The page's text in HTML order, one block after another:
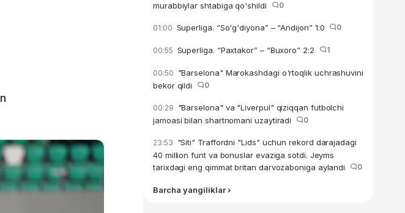
murabbiylar shtabiga qo'shildi
0
01:00 Superliga. “So'g'diyona” – “Andijon” 1:0 0
00:55 Superliga. “Paxtakor” – “Buxoro” 2:2 1
00:50 "Barselona" Marokashdagi o'rtoqlik uchrashuvini
bekor qildi
0
00:29 "Barselona" va "Liverpul" qiziqqan futbolchi
jamoasi bilan shartnomani uzaytiradi
0
23:53 "Siti" Traffordni "Lids" uchun rekord darajadagi
40 million funt va bonuslar evaziga sotdi. Jeyms
tarixdagi eng qimmat britan darvozaboniga aylandi
0
Barcha yangiliklar ›